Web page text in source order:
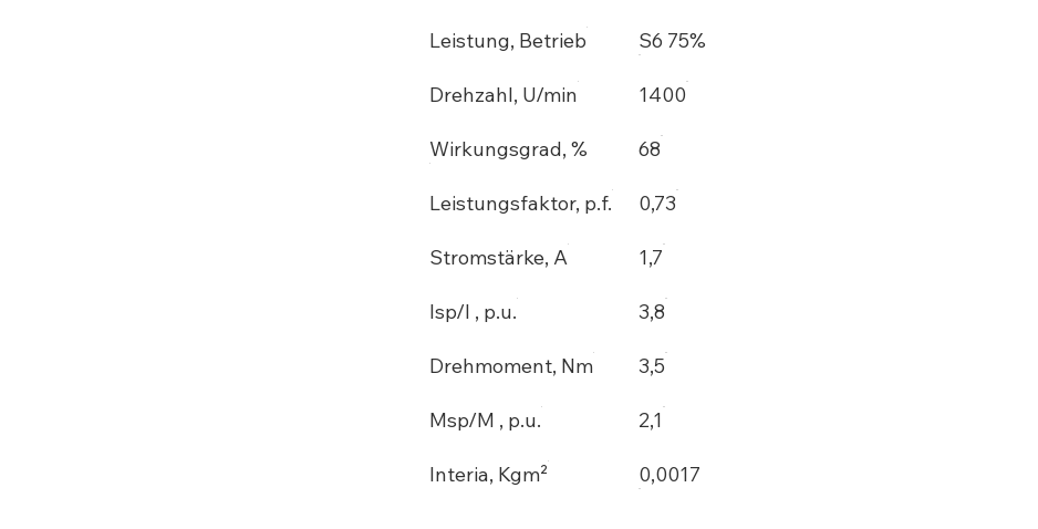
Leistung, Betrieb S6 75%
Drehzahl, U/min 1400
Wirkungsgrad, % 68
Leistungsfaktor, p.f. 0,73
Stromstärke, A 1,7
Isp/I , p.u. 3,8
Drehmoment, Nm 3,5
Msp/M , p.u. 2,1
Interia, Kgm² 0,0017